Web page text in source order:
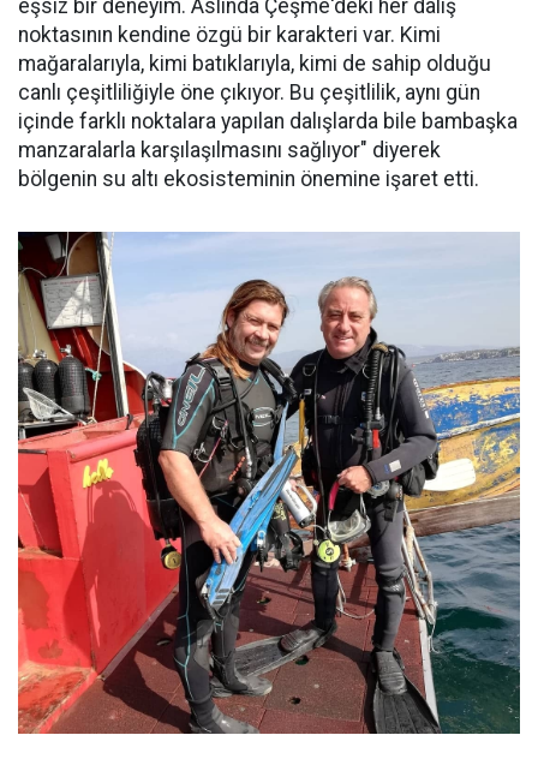
eşsiz bir deneyim. Aslında Çeşme'deki her dalış
noktasının kendine özgü bir karakteri var. Kimi
mağaralarıyla, kimi batıklarıyla, kimi de sahip olduğu
canlı çeşitliliğiyle öne çıkıyor. Bu çeşitlilik, aynı gün
içinde farklı noktalara yapılan dalışlarda bile bambaşka
manzaralarla karşılaşılmasını sağlıyor" diyerek
bölgenin su altı ekosisteminin önemine işaret etti.